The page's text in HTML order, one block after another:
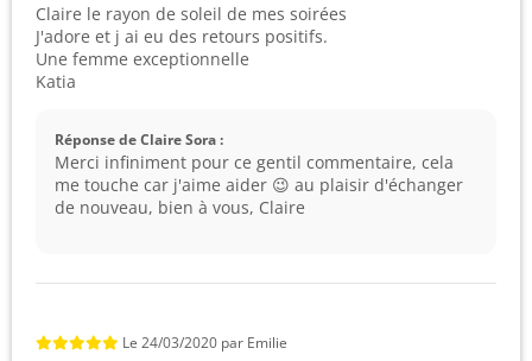
Claire le rayon de soleil de mes soirées
J'adore et j ai eu des retours positifs.
Une femme exceptionnelle
Katia
Réponse de Claire Sora :
Merci infiniment pour ce gentil commentaire, cela
me touche car j'aime aider 😉 au plaisir d'échanger
de nouveau, bien à vous, Claire
Le 24/03/2020 par Emilie